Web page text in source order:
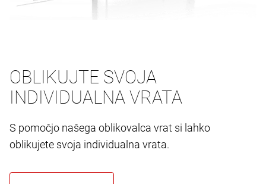
OBLIKUJTE SVOJA
INDIVIDUALNA VRATA
S pomočjo našega oblikovalca vrat si lahko
oblikujete svoja individualna vrata.